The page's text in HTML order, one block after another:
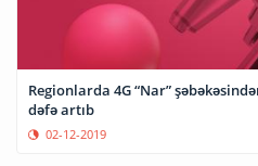
Regionlarda 4G “Nar”
dəfə artıb
02-12-2019